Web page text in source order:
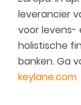
leverancier
voor levens-
holistische
banken. Ga
keylane.com